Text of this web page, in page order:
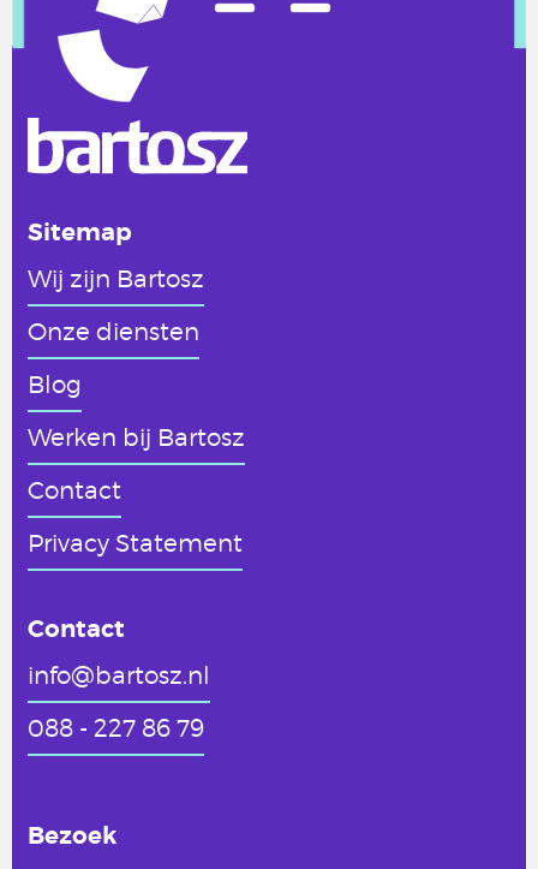
Sitemap
Wij zijn Bartosz
Onze diensten
Blog
Werken bij Bartosz
Contact
Privacy Statement
Contact
info@bartosz.nl
088 - 227 86 79
Bezoek